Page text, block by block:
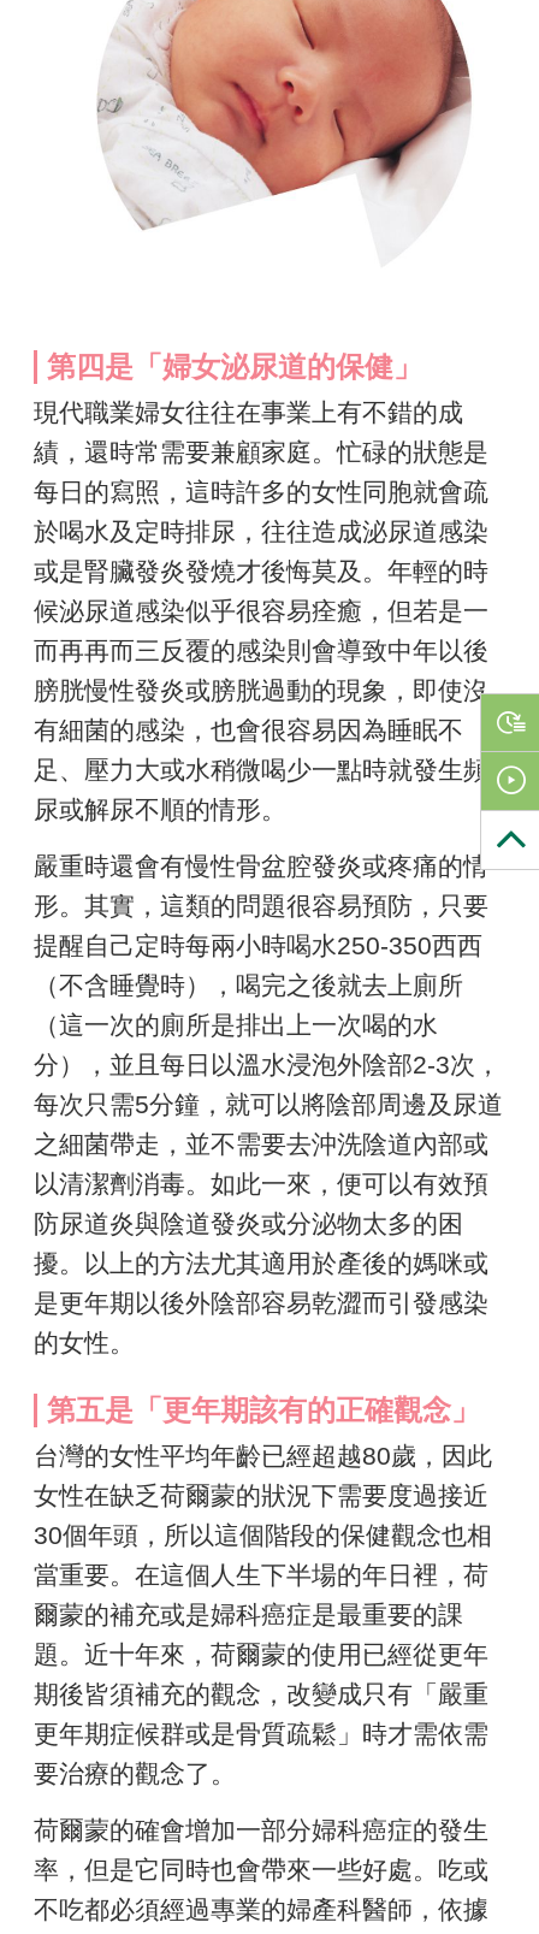
第四是「婦女泌尿道的保健」
現代職業婦女往往在事業上有不錯的成
績，還時常需要兼顧家庭。忙碌的狀態是
每日的寫照，這時許多的女性同胞就會疏
於喝水及定時排尿，往往造成泌尿道感染
或是腎臟發炎發燒才後悔莫及。年輕的時
候泌尿道感染似乎很容易痊癒，但若是一
而再再而三反覆的感染則會導致中年以後
膀胱慢性發炎或膀胱過動的現象，即使沒
有細菌的感染，也會很容易因為睡眠不
足、壓力大或水稍微喝少一點時就發生頻
尿或解尿不順的情形。
嚴重時還會有慢性骨盆腔發炎或疼痛的情
形。其實，這類的問題很容易預防，只要
提醒自己定時每兩小時喝水250-350西西
（不含睡覺時），喝完之後就去上廁所
（這一次的廁所是排出上一次喝的水
分），並且每日以溫水浸泡外陰部2-3次，
每次只需5分鐘，就可以將陰部周邊及尿道
之細菌帶走，並不需要去沖洗陰道內部或
以清潔劑消毒。如此一來，便可以有效預
防尿道炎與陰道發炎或分泌物太多的困
擾。以上的方法尤其適用於產後的媽咪或
是更年期以後外陰部容易乾澀而引發感染
的女性。
第五是「更年期該有的正確觀念」
台灣的女性平均年齡已經超越80歲，因此
女性在缺乏荷爾蒙的狀況下需要度過接近
30個年頭，所以這個階段的保健觀念也相
當重要。在這個人生下半場的年日裡，荷
爾蒙的補充或是婦科癌症是最重要的課
題。近十年來，荷爾蒙的使用已經從更年
期後皆須補充的觀念，改變成只有「嚴重
更年期症候群或是骨質疏鬆」時才需依需
要治療的觀念了。
荷爾蒙的確會增加一部分婦科癌症的發生
率，但是它同時也會帶來一些好處。吃或
不吃都必須經過專業的婦產科醫師，依據